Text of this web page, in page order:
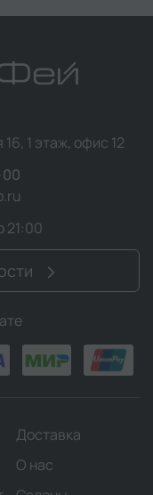
1 этаж, офис 12
21:00
Доставка
О нас